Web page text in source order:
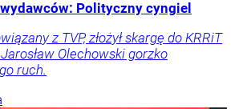
Polityczny cyngiel
z TVP, złożył skargę do KRRiT
Olechowski gorzko
ruch.